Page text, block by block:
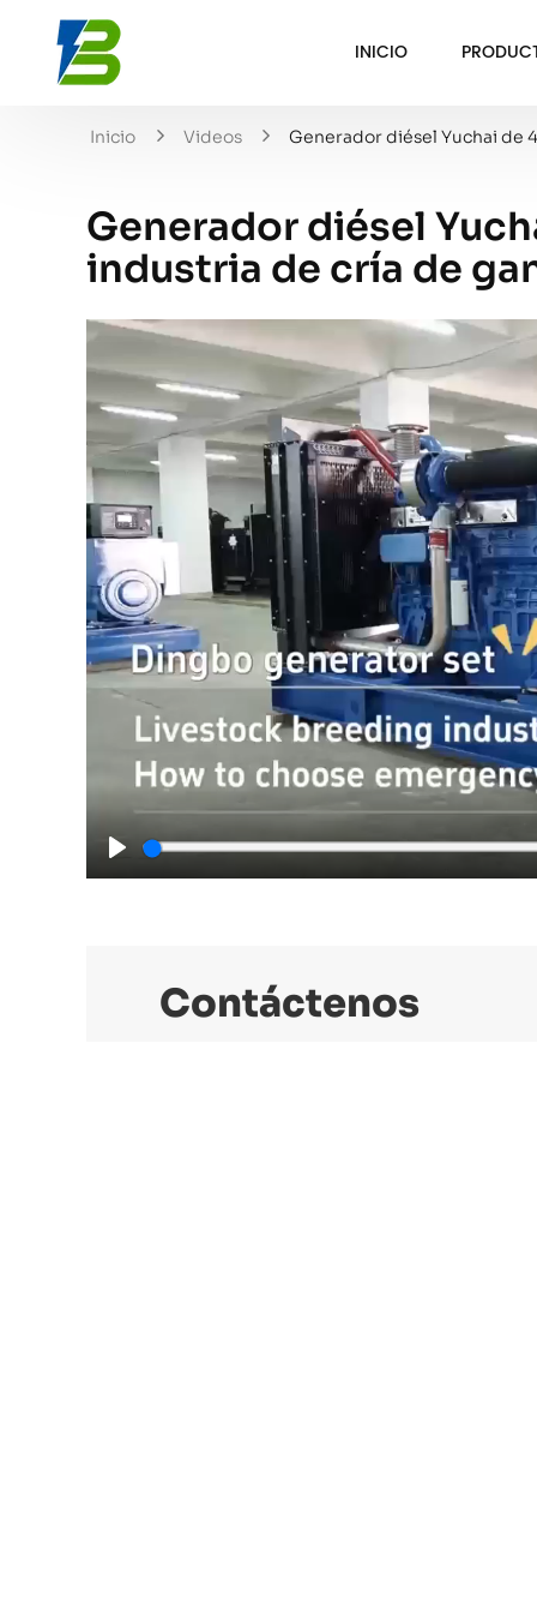
INICIO
Inicio Videos Generador diésel Yuchai de
Generador diésel
industria de cría de
Contáctenos